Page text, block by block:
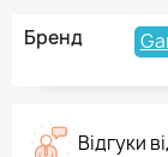
Бренд
Відгуки